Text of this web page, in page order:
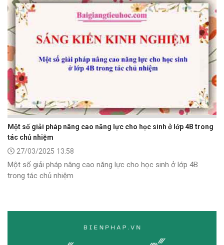
Một số giải pháp nâng cao năng lực cho học sinh ở lớp 4B trong
tác chủ nhiệm
27/03/2025 13:58
Một số giải pháp nâng cao năng lực cho học sinh ở lớp 4B
trong tác chủ nhiệm